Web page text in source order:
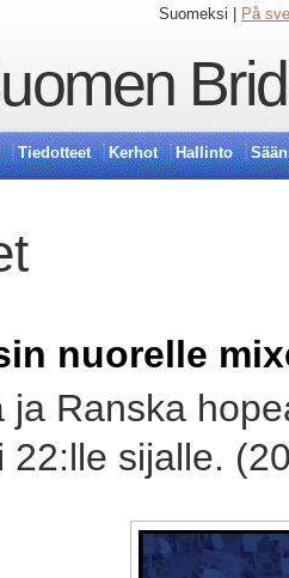
Suomeksi | På
Tiedotteet Kerhot Hallinto
nuorelle
ja Ranska
22:lle sijalle.